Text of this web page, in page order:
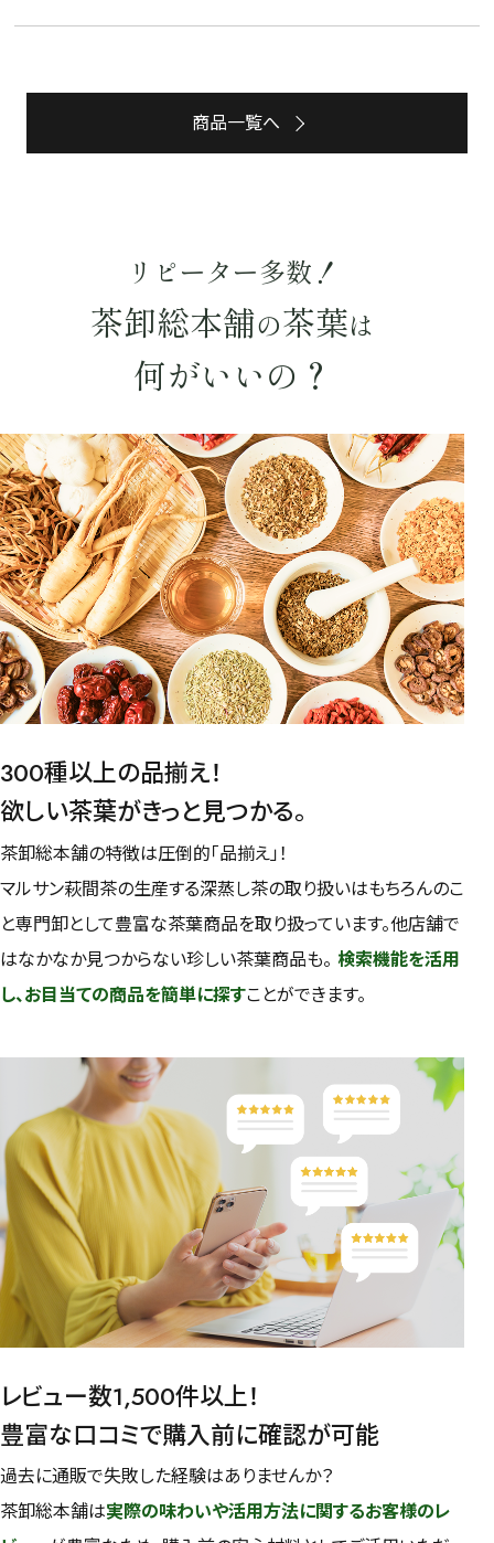
予算・価格で探す
ハーブティー 緑茶
容量を選択
検索
商品一覧へ
リピーター多数！
茶卸総本舗の茶葉は
何がいいの？
300種以上の品揃え！
欲しい茶葉がきっと見つかる。
茶卸総本舗の特徴は圧倒的「品揃え」！
マルサン萩間茶の生産する深蒸し茶の取り扱いはもちろんのこ
と専門卸として豊富な茶葉商品を取り扱っています。他店舗で
はなかなか見つからない珍しい茶葉商品も。 検索機能を活用
し、お目当ての商品を簡単に探すことができます。
レビュー数1,500件以上！
豊富な口コミで購入前に確認が可能
過去に通販で失敗した経験はありませんか？
茶卸総本舗は実際の味わいや活用方法に関するお客様のレ